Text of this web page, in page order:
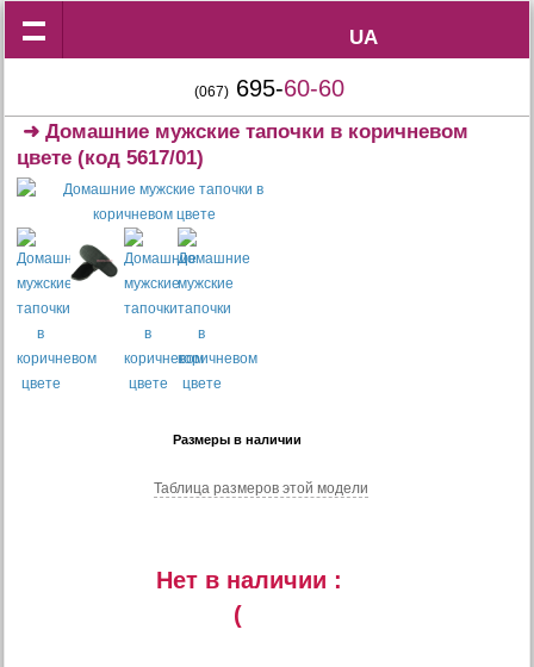
UA
UA
(067) 695-60-60
➜Домашние мужские тапочки в коричневом
цвете (код 5617/01)
Размеры в наличии
Таблица размеров этой модели
Нет в наличии :
(